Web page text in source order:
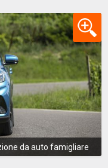
da auto famigliare